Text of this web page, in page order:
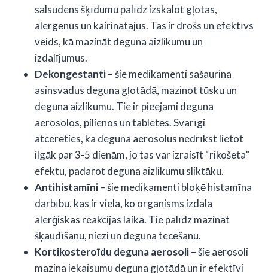
sālsūdens šķīdumu palīdz izskalot gļotas,
alergēnus un kairinātājus. Tas ir drošs un efektīvs
veids, kā mazināt deguna aizlikumu un
izdalījumus.
Dekongestanti– šie medikamenti sašaurina
asinsvadus deguna gļotādā, mazinot tūsku un
deguna aizlikumu. Tie ir pieejami deguna
aerosolos, pilienos un tabletēs. Svarīgi
atcerēties, ka deguna aerosolus nedrīkst lietot
ilgāk par 3-5 dienām, jo tas var izraisīt “rikošeta”
efektu, padarot deguna aizlikumu sliktāku.
Antihistamīni– šie medikamenti bloķē histamīna
darbību, kas ir viela, ko organisms izdala
alerģiskas reakcijas laikā. Tie palīdz mazināt
šķaudīšanu, niezi un deguna tecēšanu.
Kortikosteroīdu deguna aerosoli– šie aerosoli
mazina iekaisumu deguna gļotādā un ir efektīvi